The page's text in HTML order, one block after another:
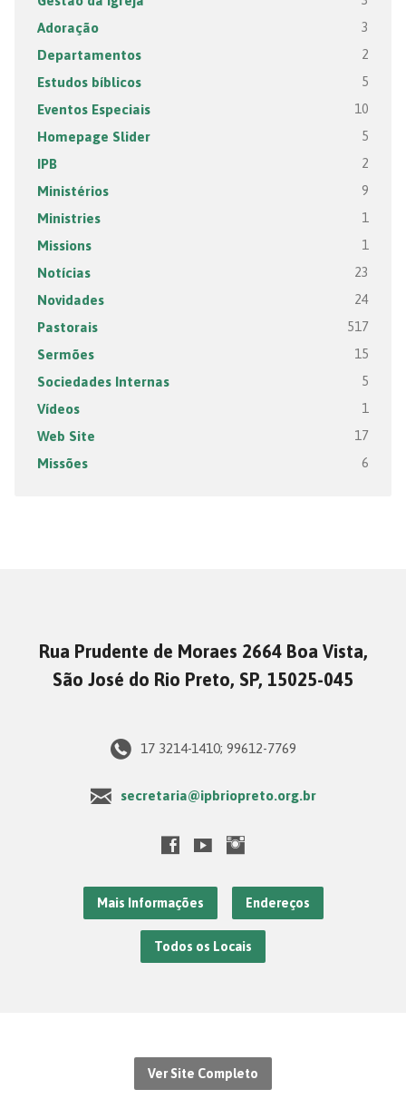
Adoração 3
Departamentos 2
Estudos bíblicos 5
Eventos Especiais 10
Homepage Slider 5
IPB 2
Ministérios 9
Ministries 1
Missions 1
Notícias 23
Novidades 24
Pastorais 517
Sermões 15
Sociedades Internas 5
Vídeos 1
Web Site 17
Missões 6
Rua Prudente de Moraes 2664 Boa Vista,
São José do Rio Preto, SP, 15025-045
17 3214-1410; 99612-7769
secretaria@ipbriopreto.org.br
Mais Informações Endereços
Todos os Locais
Ver Site Completo